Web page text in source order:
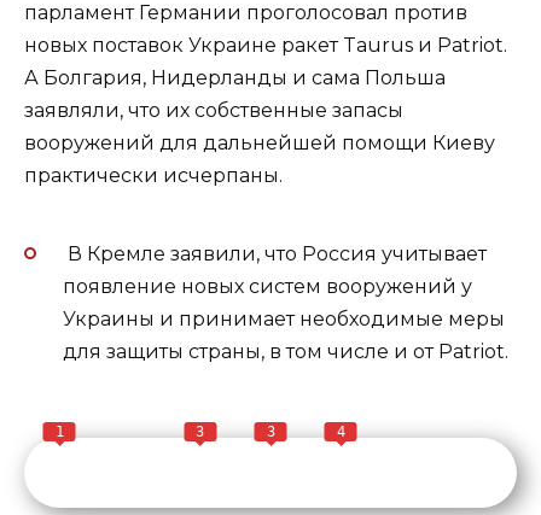
парламент Германии проголосовал против
новых поставок Украине ракет Taurus и Patriot.
А Болгария, Нидерланды и сама Польша
заявляли, что их собственные запасы
вооружений для дальнейшей помощи Киеву
практически исчерпаны.
В Кремле заявили, что Россия учитывает
появление новых систем вооружений у
Украины и принимает необходимые меры
для защиты страны, в том числе и от Patriot.
1 3 3 4